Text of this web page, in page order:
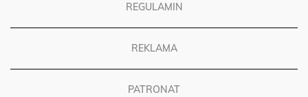
REGULAMIN
REKLAMA
PATRONAT